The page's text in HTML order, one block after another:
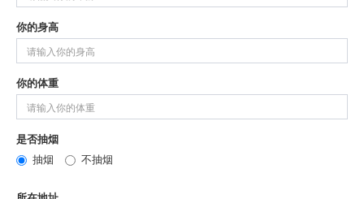
你的身高
你的体重
是否抽烟
抽烟
不抽烟